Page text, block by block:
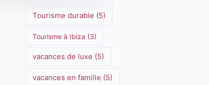
Tourisme durable (5)
Tourisme à Ibiza (3)
vacances de luxe (5)
vacances en famille (5)